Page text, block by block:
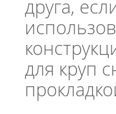
друга,
для круп